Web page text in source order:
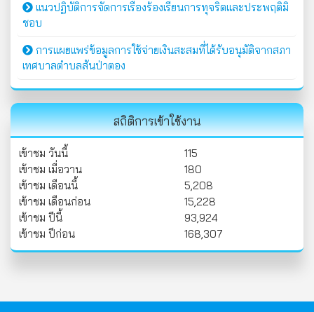
แนวปฏิบัติการจัดการเรื่องร้องเรียนการทุจริตและประพฤติมิ
ชอบ
การแผยแพร่ข้อมูลการใช้จ่ายเงินสะสมที่ได้รับอนุมัติจากสภา
เทศบาลตำบลสันป่าตอง
สถิติการเข้าใช้งาน
เข้าชม วันนี้
115
เข้าชม เมื่อวาน
180
เข้าชม เดือนนี้
5,208
เข้าชม เดือนก่อน
15,228
เข้าชม ปีนี้
93,924
เข้าชม ปีก่อน
168,307